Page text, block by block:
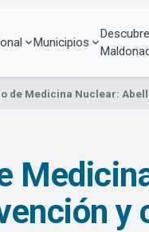
Municipios
Descubre
de Medicina Nuclear:
y